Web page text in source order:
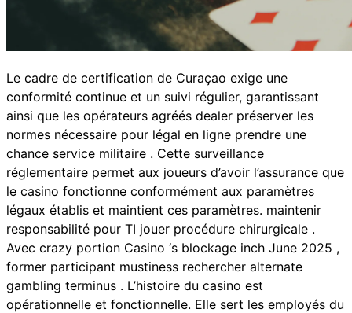
Le cadre de certification de Curaçao exige une
conformité continue et un suivi régulier, garantissant
ainsi que les opérateurs agréés dealer préserver les
normes nécessaire pour légal en ligne prendre une
chance service militaire . Cette surveillance
réglementaire permet aux joueurs d’avoir l’assurance que
le casino fonctionne conformément aux paramètres
légaux établis et maintient ces paramètres. maintenir
responsabilité pour TI jouer procédure chirurgicale .
Avec crazy portion Casino ‘s blockage inch June 2025 ,
former participant mustiness rechercher alternate
gambling terminus . L’histoire du casino est
opérationnelle et fonctionnelle. Elle sert les employés du